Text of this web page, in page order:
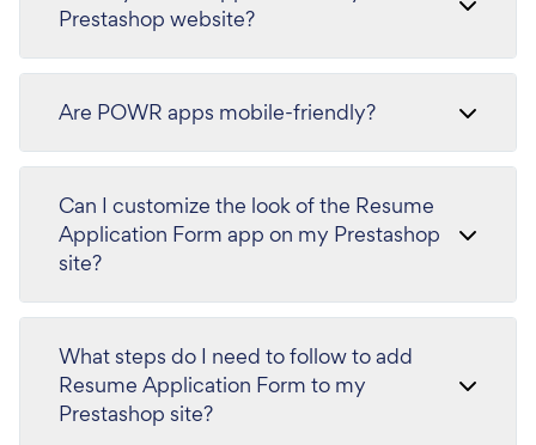
Prestashop website?
Are POWR apps mobile-friendly?
Can I customize the look of the Resume
Application Form app on my Prestashop
site?
What steps do I need to follow to add
Resume Application Form to my
Prestashop site?